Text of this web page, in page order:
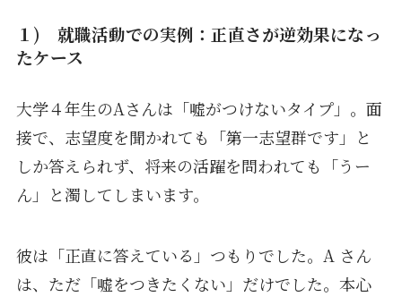
１) 就職活動での実例：正直さが逆効果になっ
たケース
大学４年生のAさんは「嘘がつけないタイプ」。面
接で、志望度を聞かれても「第一志望群です」と
しか答えられず、将来の活躍を問われても「うー
ん」と濁してしまいます。
彼は「正直に答えている」つもりでした。A さん
は、ただ「嘘をつきたくない」だけでした。本心